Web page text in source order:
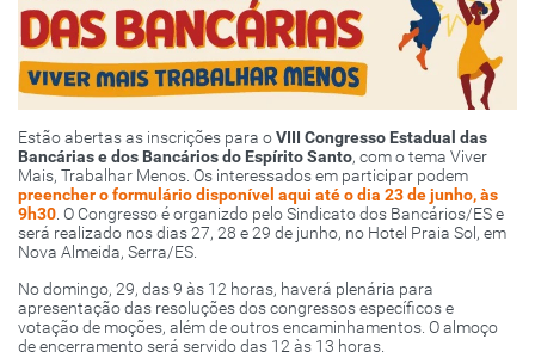
Estão abertas as inscrições para oVIII Congresso Estadual das
Bancárias e dos Bancários do Espírito Santo, com o tema Viver
Mais, Trabalhar Menos. Os interessados em participar podem
preencher o formulário disponível aqui até o dia 23 de junho, às
9h30. O Congresso é organizdo pelo Sindicato dos Bancários/ES e
será realizado nos dias 27, 28 e 29 de junho, no Hotel Praia Sol, em
Nova Almeida, Serra/ES.
No domingo, 29, das 9 às 12 horas, haverá plenária para
apresentação das resoluções dos congressos específicos e
votação de moções, além de outros encaminhamentos. O almoço
de encerramento será servido das 12 às 13 horas.